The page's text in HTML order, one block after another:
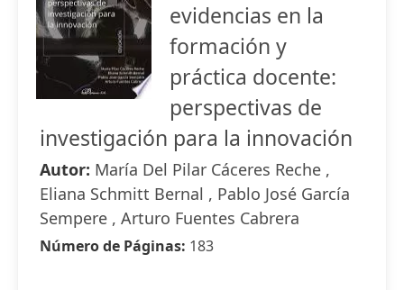
evidencias en la
formación y
práctica docente:
perspectivas de
investigación para la innovación
Autor: María Del Pilar Cáceres Reche ,
Eliana Schmitt Bernal , Pablo José García
Sempere , Arturo Fuentes Cabrera
Número de Páginas: 183